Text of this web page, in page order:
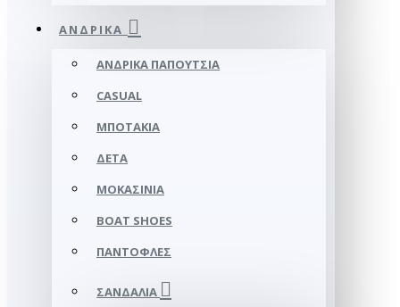
ΑΝΔΡΙΚΆ
ΑΝΔΡΙΚΆ ΠΑΠΟΎΤΣΙΑ
CASUAL
ΜΠΟΤΆΚΙΑ
ΔΕΤΆ
ΜΟΚΑΣΊΝΙΑ
BOAT SHOES
ΠΑΝΤΌΦΛΕΣ
ΣΑΝΔΆΛΙΑ